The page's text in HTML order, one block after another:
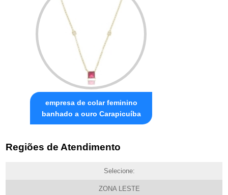
empresa de colar feminino
banhado a ouro Carapicuíba
Regiões de Atendimento
Selecione:
ZONA LESTE